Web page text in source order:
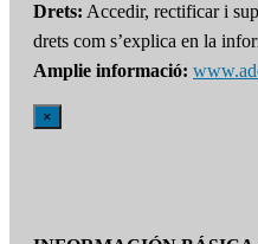
Drets: Accedir, rectificar i
drets com s’explica en la
Amplie informació:
×